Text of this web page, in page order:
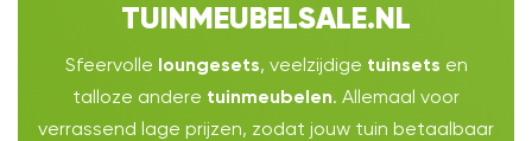
TUINMEUBELSALE.NL
Sfeervolle loungesets, veelzijdige tuinsets en
talloze andere tuinmeubelen. Allemaal voor
verrassend lage prijzen, zodat jouw tuin betaalbaar